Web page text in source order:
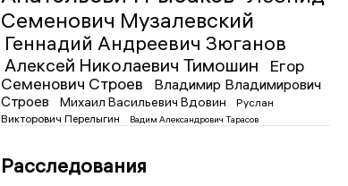
Семенович Музалевский
Геннадий Андреевич Зюганов
Алексей Николаевич Тимошин
Егор
Семенович Строев
Владимир Владимирович
Строев
Михаил Васильевич Вдовин
Руслан
Викторович Перелыгин
Вадим Александрович Тарасов
Расследования